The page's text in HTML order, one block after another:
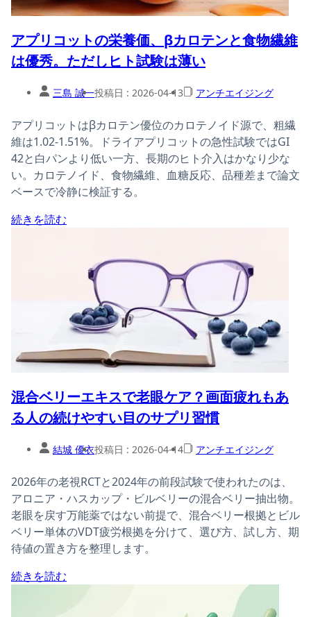
アプリコットの栄養価、βカロテンと食物繊維
は優秀。ただしヒト試験は薄い
三島 誠一投稿日 : 2026-04-13 アンチエイジング
アプリコットはβカロテン優位のカロテノイド源で、粗繊
維は1.02-1.51%。ドライアプリコットの急性試験ではGI
42と白パンより低い一方、長期のヒト介入はかなり少な
い。カロテノイド、食物繊維、血糖反応、品種差まで論文
ベースで冷静に検証する。
続きを読む
混合ベリーエキスで老眼ケア？画面疲れもあ
る人の続けやすい目のサプリ習慣
結城 優衣投稿日 : 2026-04-14 アンチエイジング
2026年の老視RCTと2024年の前段試験で使われたのは、
アロニア・ハスカップ・ビルベリーの混合ベリー抽出物。
老眼を戻す万能薬ではない前提で、混合ベリー根拠とビル
ベリー単体のVDT疲労根拠を分けて、選び方、試し方、期
待値の置き方を整理します。
続きを読む